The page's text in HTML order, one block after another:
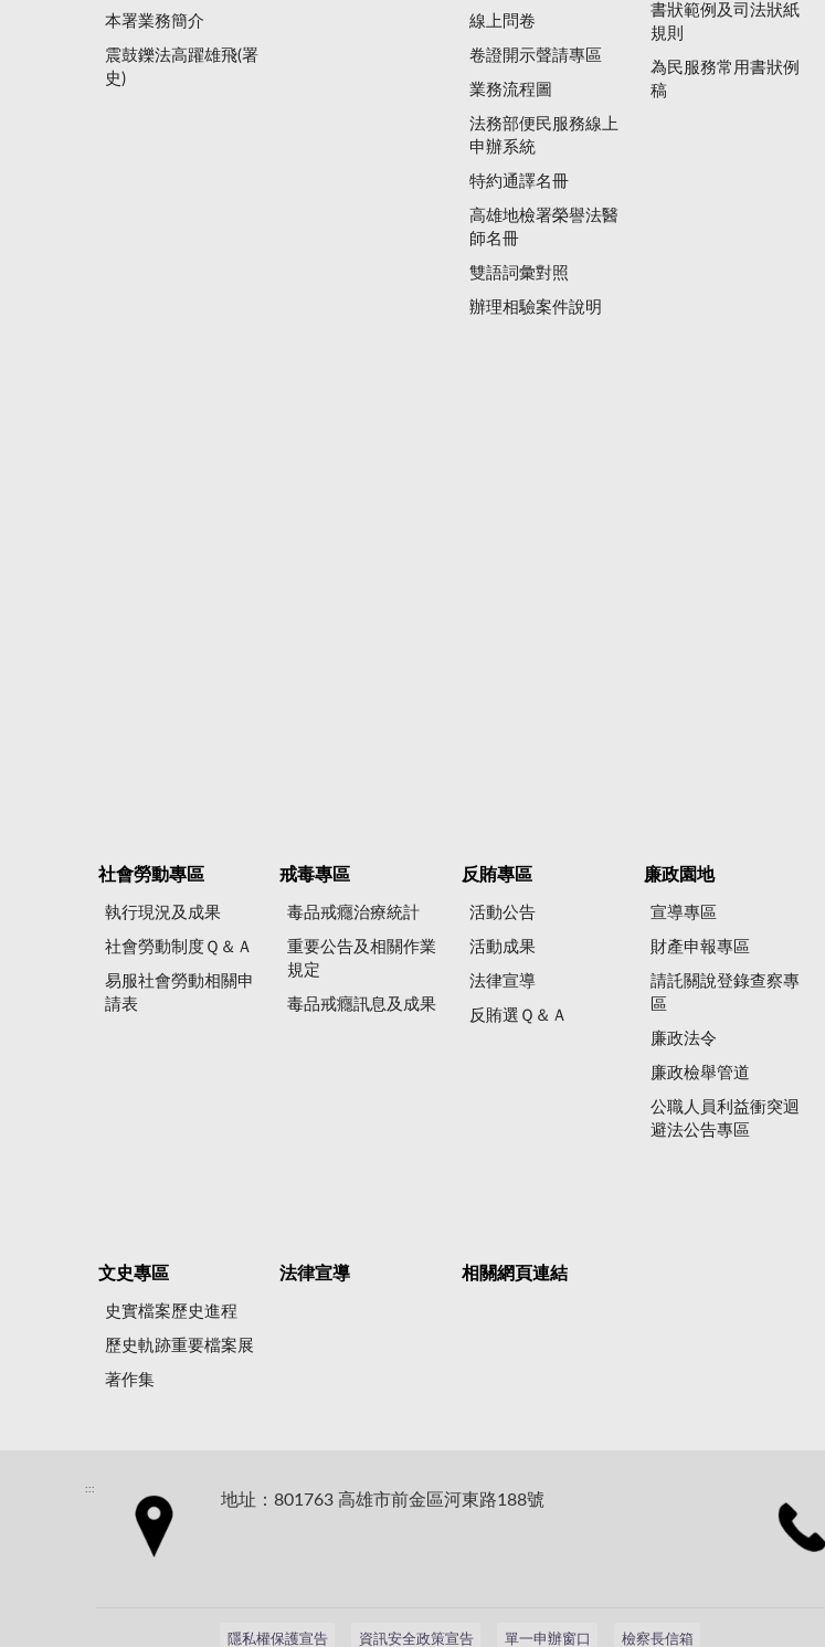
本署業務簡介
震鼓鑠法高躍雄飛(署
史)
線上問卷
卷證開示聲請專區
業務流程圖
法務部便民服務線上
申辦系統
特約通譯名冊
高雄地檢署榮譽法醫
師名冊
雙語詞彙對照
辦理相驗案件說明
書狀範例及司法狀紙
規則
為民服務常用書狀例
稿
社會勞動專區
執行現況及成果
社會勞動制度Ｑ＆Ａ
易服社會勞動相關申
請表
戒毒專區
毒品戒癮治療統計
重要公告及相關作業
規定
毒品戒癮訊息及成果
反賄專區
活動公告
活動成果
法律宣導
反賄選Ｑ＆Ａ
廉政園地
宣導專區
財產申報專區
請託關說登錄查察專
區
廉政法令
廉政檢舉管道
公職人員利益衝突迴
避法公告專區
文史專區
史實檔案歷史進程
歷史軌跡重要檔案展
著作集
法律宣導 相關網頁連結
:::
地址：801763 高雄市前金區河東路188號
隱私權保護宣告 資訊安全政策宣告 單一申辦窗口 檢察長信箱